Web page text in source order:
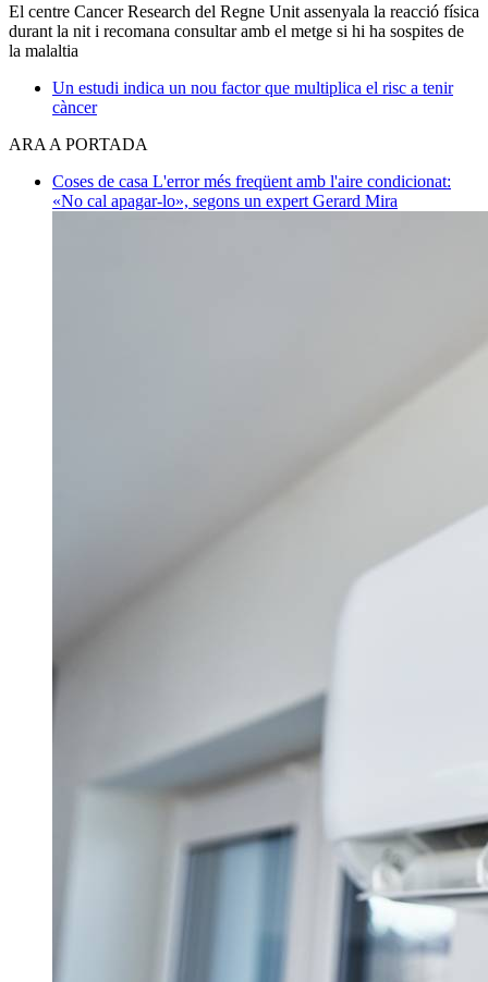
El centre Cancer Research del Regne Unit assenyala la reacció física
durant la nit i recomana consultar amb el metge si hi ha sospites de
la malaltia
Un estudi indica un nou factor que multiplica el risc a tenir
càncer
ARA A PORTADA
Coses de casa L'error més freqüent amb l'aire condicionat:
«No cal apagar-lo», segons un expert Gerard Mira